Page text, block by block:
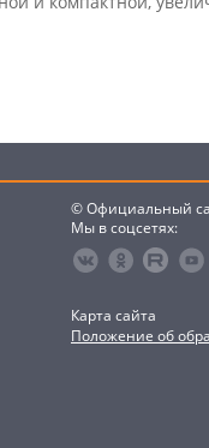
© Официальный
Мы в соцсетях:
Карта сайта
Положение об